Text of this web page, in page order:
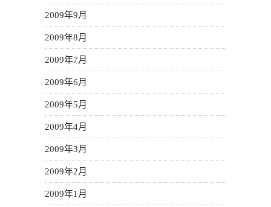
2009年9月
2009年8月
2009年7月
2009年6月
2009年5月
2009年4月
2009年3月
2009年2月
2009年1月